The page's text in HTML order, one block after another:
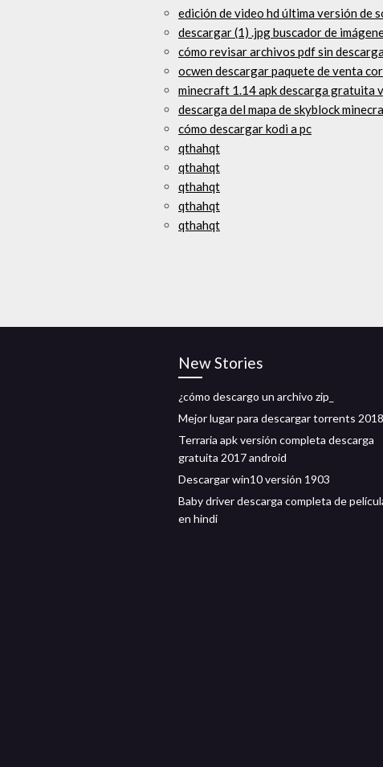
edición de video hd última versión de
descargar (1) .jpg buscador de
cómo revisar archivos pdf sin
ocwen descargar paquete de venta
minecraft 1.14 apk descarga gratuita
descarga del mapa de skyblock
cómo descargar kodi a pc
qthahqt
qthahqt
qthahqt
qthahqt
qthahqt
New Stories
¿cómo descargo un archivo zip_
Mejor lugar para descargar torrents 2018
Terraria apk versión completa descarga
gratuita 2017 android
Descargar win10 versión 1903
Baby driver descarga completa de
en hindi